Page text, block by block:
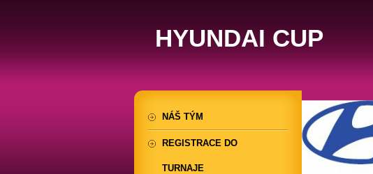
HYUNDAI CUP
NÁŠ TÝM
REGISTRACE DO
TURNAJE